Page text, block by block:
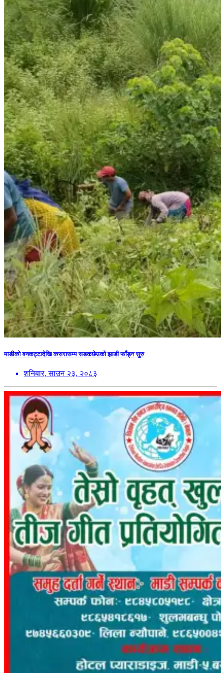
माडीको बनकट्टादेखि कसरासम्म सडकछेउको झाडी फाँड्न सुरु
शनिबार, साउन २३, २०८३